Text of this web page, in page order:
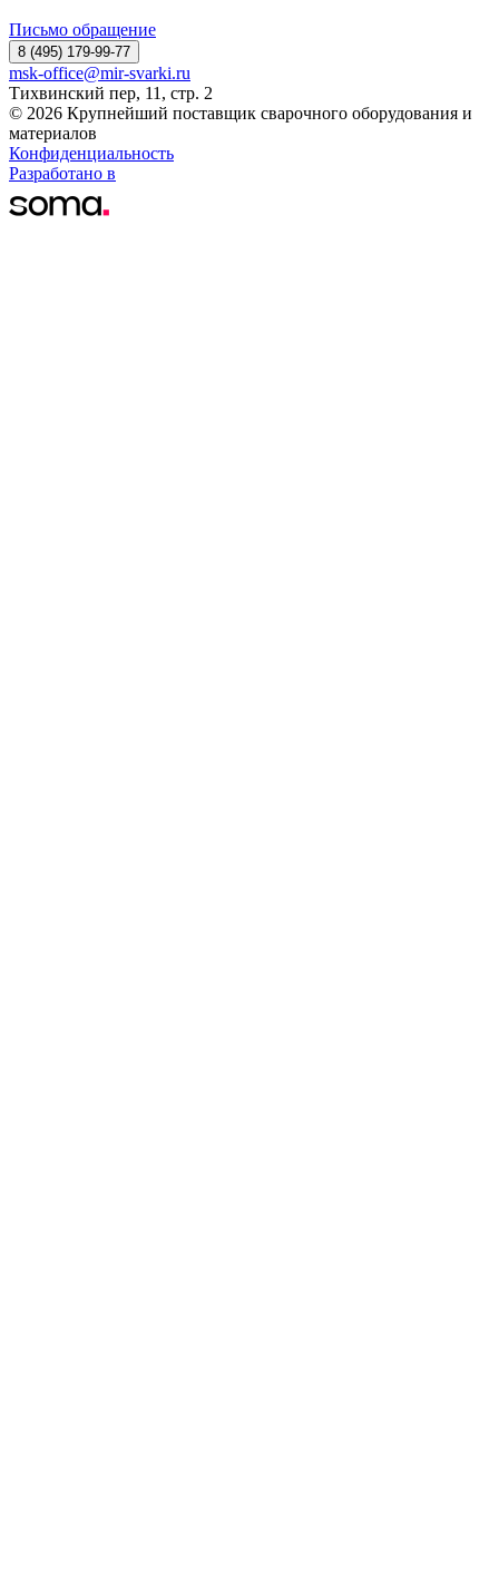
Письмо обращение
8 (495) 179-99-77
msk-office@mir-svarki.ru
Тихвинский пер, 11, стр. 2
© 2026 Крупнейший поставщик сварочного оборудования и
материалов
Конфиденциальность
Разработано в